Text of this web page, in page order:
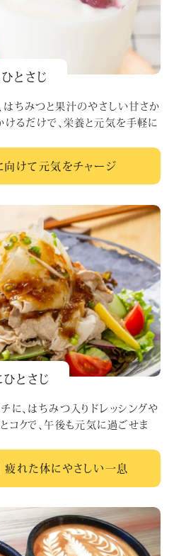
とさじ
ちみつと果汁のやさしい甘さか
けるだけで、栄養と元気を手軽に
向けて元気をチャージ
とさじ
に、はちみつ入りドレッシングや
コクで、午後も元気に過ごせま
れた体にやさしい一息